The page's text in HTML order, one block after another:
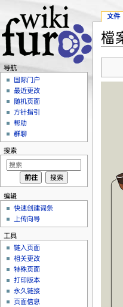
檔
文件
导航
国际门户
最近更改
随机页面
方针指引
帮助
群聊
搜索
编辑
快速创建词条
上传向导
工具
链入页面
相关更改
特殊页面
打印版本
永久链接
页面信息